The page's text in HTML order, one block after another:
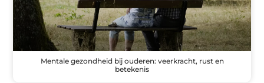
Mentale gezondheid bij ouderen: veerkracht, rust en
betekenis